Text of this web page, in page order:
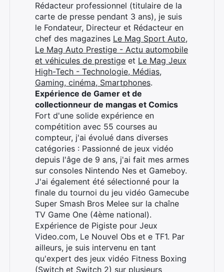
Rédacteur professionnel (titulaire de la
carte de presse pendant 3 ans), je suis
le Fondateur, Directeur et Rédacteur en
chef des magazines Le Mag Sport Auto,
Le Mag Auto Prestige - Actu automobile
et véhicules de prestige et Le Mag Jeux
High-Tech - Technologie, Médias,
Gaming, cinéma, Smartphones.
Expérience de Gamer et de
collectionneur de mangas et Comics
Fort d'une solide expérience en
compétition avec 55 courses au
compteur, j'ai évolué dans diverses
catégories : Passionné de jeux vidéo
depuis l'âge de 9 ans, j'ai fait mes armes
sur consoles Nintendo Nes et Gameboy.
J'ai également été sélectionné pour la
finale du tournoi du jeu vidéo Gamecube
Super Smash Bros Melee sur la chaîne
TV Game One (4ème national).
Expérience de Pigiste pour Jeux
Video.com, Le Nouvel Obs et e TF1. Par
ailleurs, je suis intervenu en tant
qu'expert des jeux vidéo Fitness Boxing
(Switch et Switch 2) sur plusieurs